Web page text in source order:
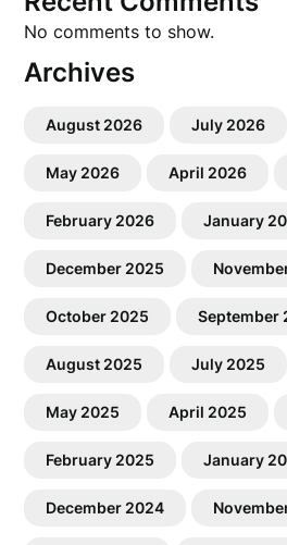
No comments to show.
Archives
August 2026 July 2026
May 2026 April 2026
February 2026 January
December 2025
October 2025 September
August 2025 July 2025
May 2025 April 2025
February 2025 January
December 2024